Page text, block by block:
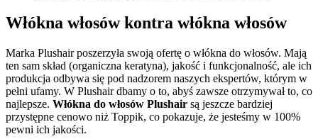
Włókna włosów kontra włókna włosów
Marka Plushair poszerzyła swoją ofertę o włókna do włosów. Mają
ten sam skład (organiczna keratyna), jakość i funkcjonalność, ale ich
produkcja odbywa się pod nadzorem naszych ekspertów, którym w
pełni ufamy. W Plushair dbamy o to, abyś zawsze otrzymywał to, co
najlepsze. Włókna do włosów Plushair są jeszcze bardziej
przystępne cenowo niż Toppik, co pokazuje, że jesteśmy w 100%
pewni ich jakości.